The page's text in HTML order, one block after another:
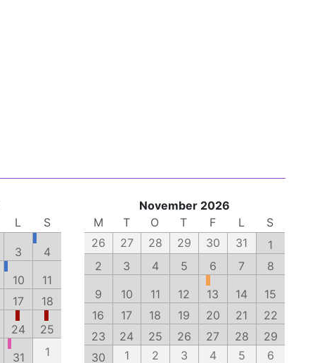
L
S
3
4
10
11
17
18
24
25
31 1
November 2026
M
T O T F L
S
26
27 28 29 30 31
1
2
3 4 5 6 7
8
9
10 11 12 13 14
15
16
17 18 19 20 21
22
23
24 25 26 27 28
29
30
1 2 3 4 5 6